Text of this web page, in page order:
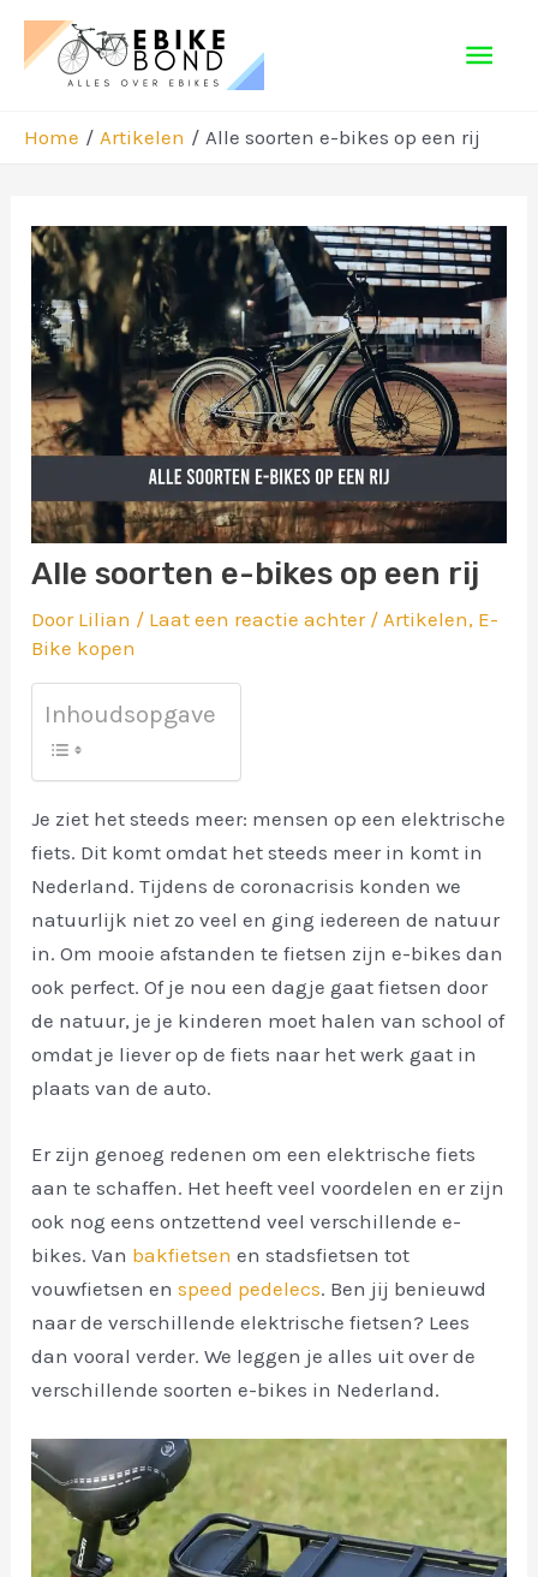
naar
Home Artikelen Alle soorten e-bikes op een rij
Alle soorten e-bikes op een rij
Door Lilian / Laat een reactie achter / Artikelen, E-
Bike kopen
Inhoudsopgave
Je ziet het steeds meer: mensen op een elektrische
fiets. Dit komt omdat het steeds meer in komt in
Nederland. Tijdens de coronacrisis konden we
natuurlijk niet zo veel en ging iedereen de natuur
in. Om mooie afstanden te fietsen zijn e-bikes dan
ook perfect. Of je nou een dagje gaat fietsen door
de natuur, je je kinderen moet halen van school of
omdat je liever op de fiets naar het werk gaat in
plaats van de auto.
Er zijn genoeg redenen om een elektrische fiets
aan te schaffen. Het heeft veel voordelen en er zijn
ook nog eens ontzettend veel verschillende e-
bikes. Van bakfietsen en stadsfietsen tot
vouwfietsen enspeed pedelecs. Ben jij benieuwd
naar de verschillende elektrische fietsen? Lees
dan vooral verder. We leggen je alles uit over de
verschillende soorten e-bikes in Nederland.